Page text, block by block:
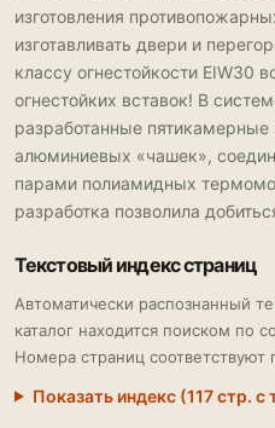
изготовления
изготавливать двери и
классу огнестойкости EIW30
огнестойких вставок! В
разработанные
алюминиевых «чашек»,
парами полиамидных
разработка позволила
Текстовый индекс страниц
Автоматически распознанный
каталог находится поиском по
Номера страниц
Показать индекс (117 стр. с